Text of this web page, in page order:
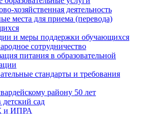
хозяйственная деятельность
места для приема (перевода)
и меры поддержки обучающихся
сотрудничество
питания в образовательной
стандарты и требования
району 50 лет
сад
ИПРА